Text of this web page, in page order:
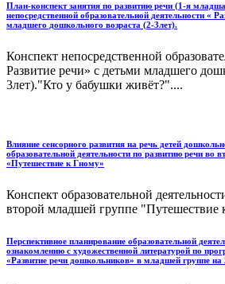
План-конспект занятия по развитию речи (1-я
непосредственной образовательной деятельности «
младшего дошкольного возраста (2-3лет).
Конспект непосредственной
Развитие речи» с детьми младшего
3лет)."Кто у бабушки живёт?"....
Влияние сенсорного развития на речь детей
образовательной деятельности по развитию речи во
«Путешествие к Гному»
Конспект образовательной
второй младшей группе "Путешествие
Перспективное планирование образовательной
ознакомлению с художественной литературой по
«Развитие речи дошкольников» в младшей группе